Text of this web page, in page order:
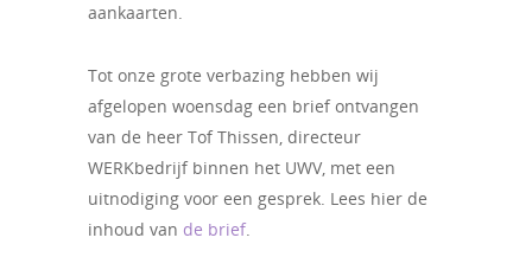
aankaarten.
Tot onze grote verbazing hebben wij
afgelopen woensdag een brief ontvangen
van de heer Tof Thissen, directeur
WERKbedrijf binnen het UWV, met een
uitnodiging voor een gesprek. Lees hier de
inhoud van de brief.